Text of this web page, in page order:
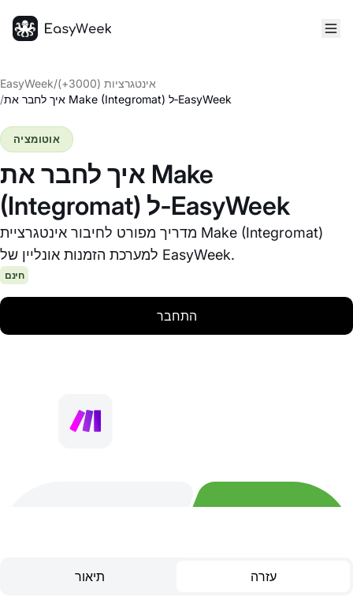
EasyWeek/
אינטגרציות (3000+)
/
איך לחבר את Make (Integromat) ל‑EasyWeek
איך לחבר את Make
(Integromat) ל‑EasyWeek
מדריך מפורט לחיבור אינטגרציית Make (Integromat)
למערכת הזמנות אונליין של EasyWeek.
אוטומציה
חינם
התחבר
תיאור עזרה